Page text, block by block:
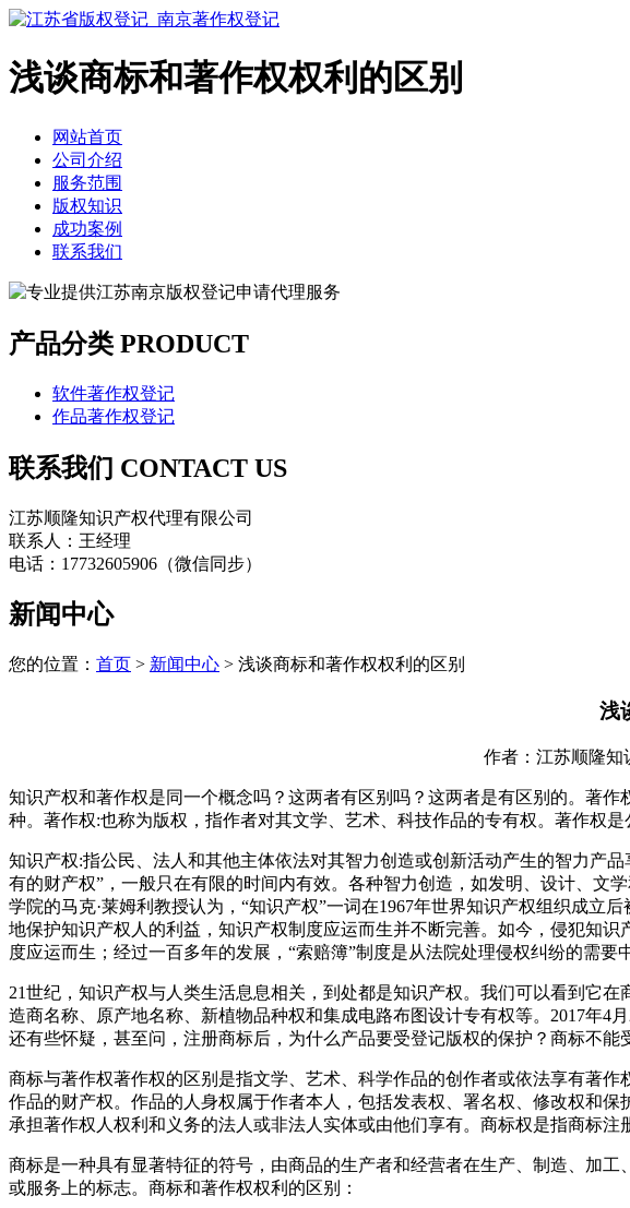
浅谈商标和著作权权利的区别
网站首页
公司介绍
服务范围
版权知识
成功案例
联系我们
产品分类 PRODUCT
软件著作权登记
作品著作权登记
联系我们 CONTACT US
江苏顺隆知识产权代理有限公司
联系人：王经理
电话：17732605906（微信同步）
新闻中心
您的位置： 首页 > 新闻中心 > 浅谈商标和著作权权利的区别
浅
作者：江苏顺隆知
知识产权和著作权是同一个概念吗？这两者有区别吗？这两者是有区别的。著
种。著作权:也称为版权，指作者对其文学、艺术、科技作品的专有权。著作权
知识产权:指公民、法人和其他主体依法对其智力创造或创新活动产生的智力产
有的财产权”，一般只在有限的时间内有效。各种智力创造，如发明、设计、文
学院的马克·莱姆利教授认为，“知识产权”一词在1967年世界知识产权组织成
地保护知识产权人的利益，知识产权制度应运而生并不断完善。如今，侵犯知
度应运而生；经过一百多年的发展，“索赔簿”制度是从法院处理侵权纠纷的需要
21世纪，知识产权与人类生活息息相关，到处都是知识产权。我们可以看到它
造商名称、原产地名称、新植物品种权和集成电路布图设计专有权等。2017年4
还有些怀疑，甚至问，注册商标后，为什么产品要受登记版权的保护？商标不能
商标与著作权著作权的区别是指文学、艺术、科学作品的创作者或依法享有著
作品的财产权。作品的人身权属于作者本人，包括发表权、署名权、修改权和
承担著作权人权利和义务的法人或非法人实体或由他们享有。商标权是指商标注
商标是一种具有显著特征的符号，由商品的生产者和经营者在生产、制造、加
或服务上的标志。商标和著作权权利的区别：